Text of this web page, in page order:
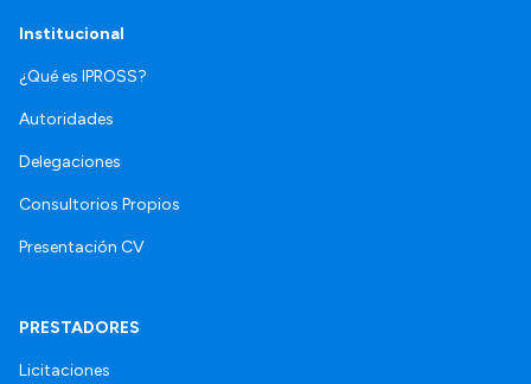
Institucional
¿Qué es IPROSS?
Autoridades
Delegaciones
Consultorios Propios
Presentación CV
PRESTADORES
Licitaciones